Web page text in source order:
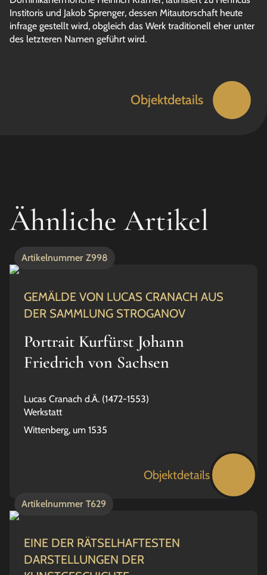
Institoris und Jakob Sprenger, dessen Mitautorschaft heute
infrage gestellt wird, obgleich das Werk traditionell eher unter
des letzteren Namen geführt wird.
Objektdetails
Ähnliche Artikel
Artikelnummer Z998
GEMÄLDE VON LUCAS CRANACH AUS
DER SAMMLUNG STROGANOV
Portrait Kurfürst Johann
Friedrich von Sachsen
Lucas Cranach d.Ä. (1472-1553)
Werkstatt
Wittenberg, um 1535
Objektdetails
Artikelnummer T629
EINE DER RÄTSELHAFTESTEN
DARSTELLUNGEN DER